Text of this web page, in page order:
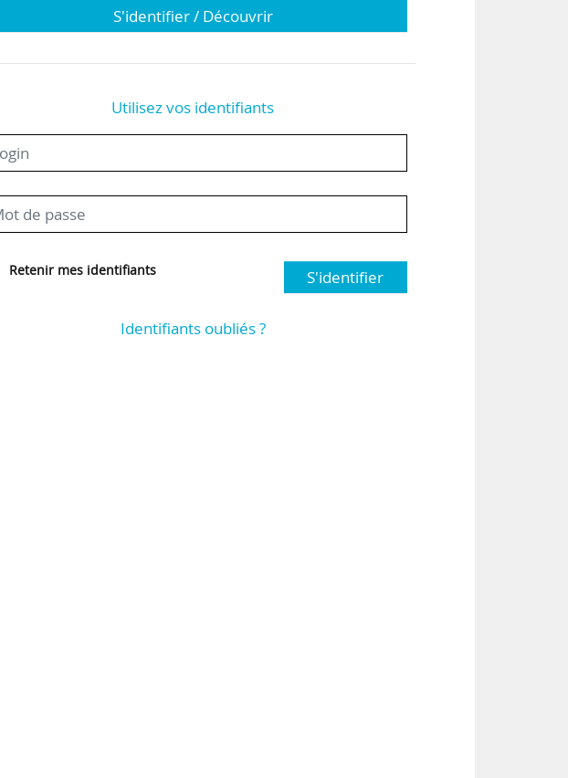
S'identifier / Découvrir
Utilisez vos identifiants
Retenir mes identifiants S'identifier
Identifiants oubliés ?